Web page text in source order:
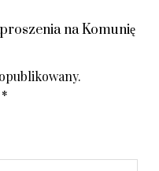
na Komunię
*